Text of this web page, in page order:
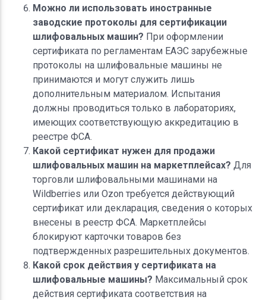
Можно ли использовать иностранные
заводские протоколы для сертификации
шлифовальных машин? При оформлении
сертификата по регламентам ЕАЭС зарубежные
протоколы на шлифовальные машины не
принимаются и могут служить лишь
дополнительным материалом. Испытания
должны проводиться только в лабораториях,
имеющих соответствующую аккредитацию в
реестре ФСА.
Какой сертификат нужен для продажи
шлифовальных машин на маркетплейсах? Для
торговли шлифовальными машинами на
Wildberries или Ozon требуется действующий
сертификат или декларация, сведения о которых
внесены в реестр ФСА. Маркетплейсы
блокируют карточки товаров без
подтвержденных разрешительных документов.
Какой срок действия у сертификата на
шлифовальные машины? Максимальный срок
действия сертификата соответствия на